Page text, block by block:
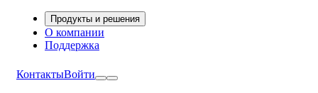
Продукты и решения
О компании
Поддержка
КонтактыВойти